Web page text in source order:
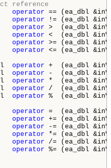
reference
operator == (ea_dbl
operator != (ea_dbl
operator >  (ea_dbl
operator <  (ea_dbl
operator >= (ea_dbl
operator <= (ea_dbl
operator +  (ea_dbl
operator -  (ea_dbl
operator *  (ea_dbl
operator /  (ea_dbl
operator %  (ea_dbl
operator =  (ea_dbl
operator += (ea_dbl
operator -= (ea_dbl
operator *= (ea_dbl
operator /= (ea_dbl
operator %= (ea_dbl